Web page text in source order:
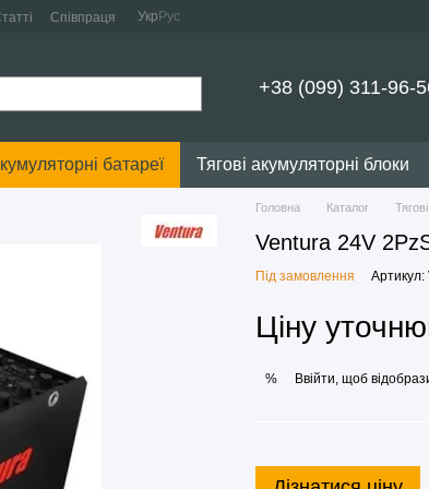
Співпраця Укр Рус
+38 (099) 311-96-
батареї Тягові акумуляторні блоки
Головна Каталог
Ventura 24V
Під замовлення Артикул:
Ціну
% Ввійти , щоб